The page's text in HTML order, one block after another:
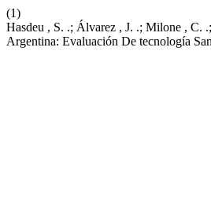
(1)
Hasdeu , S. .; Álvarez , J. .; Milone , C.
Argentina: Evaluación De tecnología